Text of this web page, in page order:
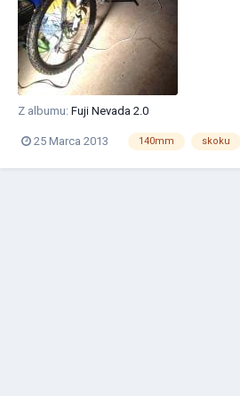
Z albumu: Fuji Nevada 2.0
25 Marca 2013 140mm skoku